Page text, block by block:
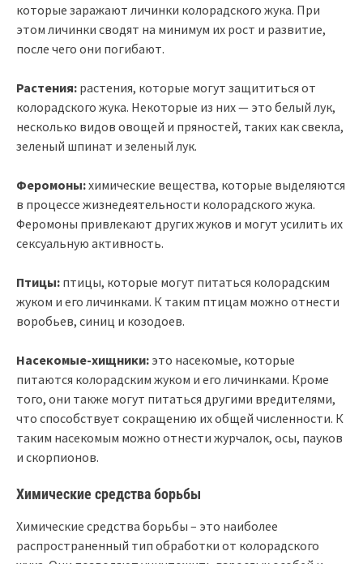
которые заражают личинки колорадского жука. При
этом личинки сводят на минимум их рост и развитие,
после чего они погибают.
Растения: растения, которые могут защититься от
колорадского жука. Некоторые из них — это белый лук,
несколько видов овощей и пряностей, таких как свекла,
зеленый шпинат и зеленый лук.
Феромоны:химические вещества, которые выделяются
в процессе жизнедеятельности колорадского жука.
Феромоны привлекают других жуков и могут усилить их
сексуальную активность.
Птицы: птицы, которые могут питаться колорадским
жуком и его личинками. К таким птицам можно отнести
воробьев, синиц и козодоев.
Насекомые-хищники: это насекомые, которые
питаются колорадским жуком и его личинками. Кроме
того, они также могут питаться другими вредителями,
что способствует сокращению их общей численности. К
таким насекомым можно отнести журчалок, осы, пауков
и скорпионов.
Химические средства борьбы
Химические средства борьбы – это наиболее
распространенный тип обработки от колорадского